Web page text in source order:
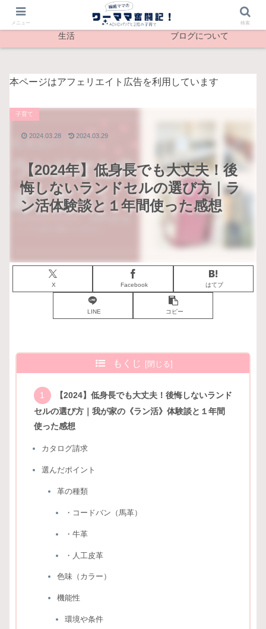
生活 ブログについて
本ページはアフェリエイト広告を利用しています
【2024年】低身長でも大丈夫！後
悔しないランドセルの選び方｜ラ
ン活体験談と１年間使った感想
子育て
X Facebook はてブ
LINE コピー
2024.03.28 2024.03.29
もくじ
【2024】低身長でも大丈夫！後悔しないランド
セルの選び方｜我が家の《ラン活》体験談と１年間
使った感想
カタログ請求
選んだポイント
革の種類
・コードバン（馬革）
・牛革
・人工皮革
色味（カラー）
機能性
環境や条件
メニュー 検索